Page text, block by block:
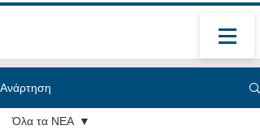
Ανάρτηση
Όλα τα ΝΕΑ